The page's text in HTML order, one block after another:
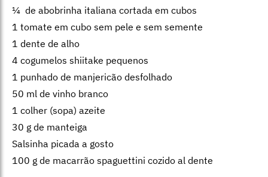
¼ de abobrinha italiana cortada em cubos
1 tomate em cubo sem pele e sem semente
1 dente de alho
4 cogumelos shiitake pequenos
1 punhado de manjericão desfolhado
50 ml de vinho branco
1 colher (sopa) azeite
30 g de manteiga
Salsinha picada a gosto
100 g de macarrão spaguettini cozido al dente